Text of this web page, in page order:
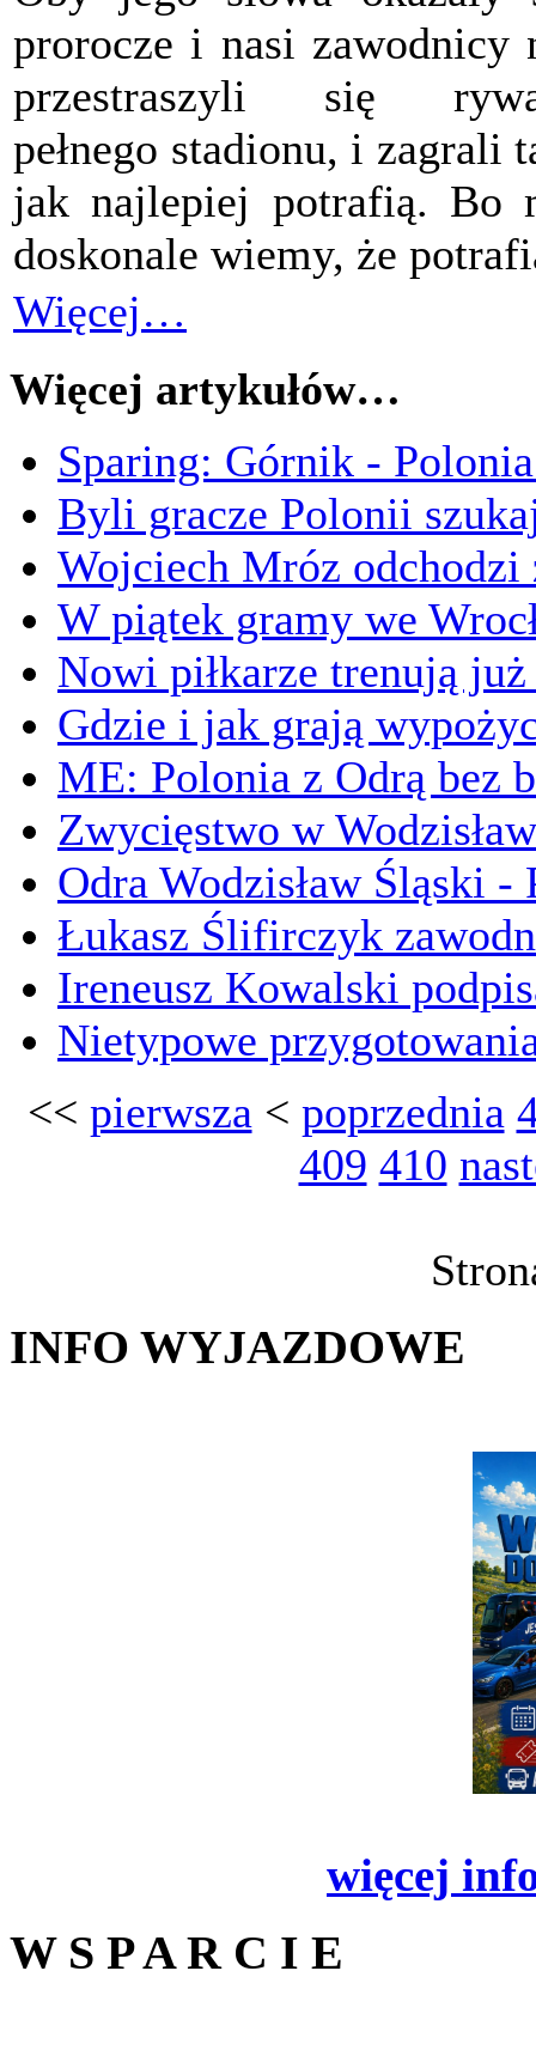
prorocze i nasi zawodnicy
przestraszyli się
pełnego stadionu, i zagrali
jak najlepiej potrafią. Bo
doskonale wiemy, że
Więcej…
Więcej artykułów…
Sparing: Górnik -
Byli gracze Polonii
Wojciech Mróz odchodzi
W piątek gramy we
Nowi piłkarze trenują
Gdzie i jak grają
ME: Polonia z Odrą bez
Zwycięstwo w
Odra Wodzisław Śląski
Łukasz Ślifirczyk
Ireneusz Kowalski
Nietypowe
<< pierwsza < poprzednia
409 410
INFO WYJAZDOWE
więcej
W S P A R C I E